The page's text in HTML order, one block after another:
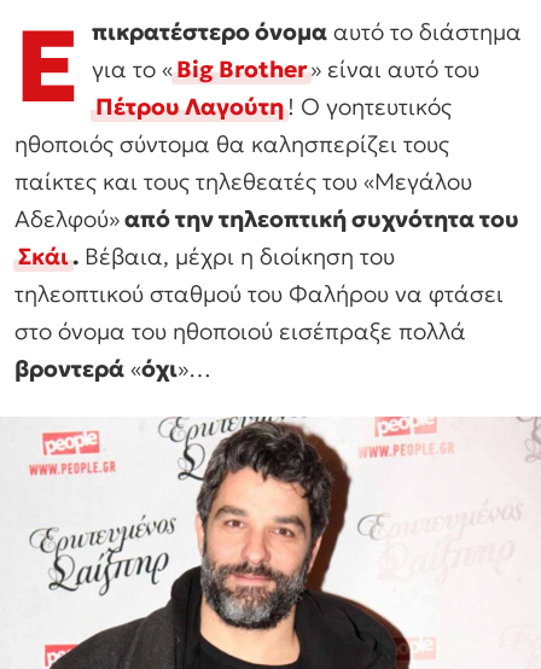
Ε πικρατέστερο όνομα αυτό το διάστημα
για το «Big Brother» είναι αυτό του
Πέτρου Λαγούτη! Ο γοητευτικός
ηθοποιός σύντομα θα καλησπερίζει τους
παίκτες και τους τηλεθεατές του «Μεγάλου
Αδελφού»από την τηλεοπτική συχνότητα του
Σκάι. Βέβαια, μέχρι η διοίκηση του
τηλεοπτικού σταθμού του Φαλήρου να φτάσει
στο όνομα του ηθοποιού εισέπραξε πολλά
βροντερά «όχι»…